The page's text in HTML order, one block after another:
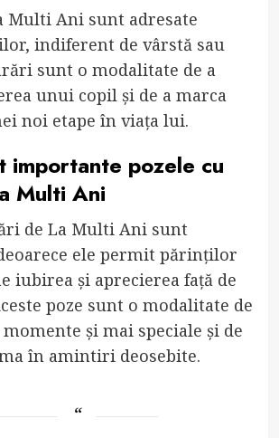
Multi Ani sunt adresate
indiferent de vârstă sau
sunt o modalitate de a
unui copil și de a marca
noi etape în viața lui.
importante pozele cu
Multi Ani
de La Multi Ani sunt
ele permit părinților
iubirea și aprecierea față de
poze sunt o modalitate de
momente și mai speciale și de
în amintiri deosebite.